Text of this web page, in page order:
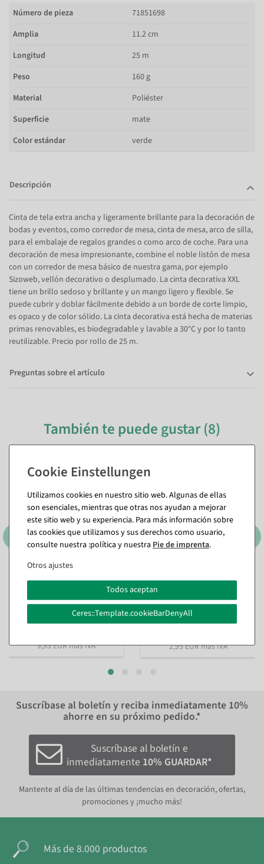
Número de pieza
71851698
Amplia
11.2 cm
Longitud
25 m
Peso
160 g
Material
Poliéster
Superficie
mate
Color estándar
verde
Descripción
Cinta de tela extra ancha y ligeramente brillante para la decoración de
bodas y eventos, como corredor de mesa, cinta de mesa, arco de silla,
para el embalaje de regalos grandes o como arco de coche. Para una
decoración de mesa impresionante, combine el noble listón de mesa
con un corredor de mesa básico de nuestra gama, por ejemplo
Sizoweb, vellón decorativo o desplumado. La cinta decorativa XXL
tiene un brillo sedoso y brillante y un mango ligero y flexible. Se
puede cubrir y doblar fácilmente debido a un borde de corte limpio,
es opaco y de color sólido. La cinta decorativa está hecha de materias
primas renovables, es biodegradable y lavable a 30°C y por lo tanto
reutilizable. Precio por rollo de 25 m.
Preguntas sobre el artículo
También te puede gustar (8)
Lieblingsmensch 15mm, 18
Disponible de inmediato
9,95 EUR más IVA
cm
Disponible de inmediato
5,89 €
2,95 EUR más IVA
Suscríbase al boletín y reciba inmediatamente 10%
ahorre en su próximo pedido.*
Suscríbase al boletín e
inmediatamente 10% GUARDAR*
Mantente al día de las últimas tendencias en decoración, ofertas,
promociones y ¡mucho más!
Más de 8.000 productos
Utilizamos cookies en nuestro sitio web. Algunas de ellas
son esenciales, mientras que otras nos ayudan a mejorar
este sitio web y su experiencia. Para más información sobre
las cookies que utilizamos y sus derechos como usuario,
consulte nuestra :política y nuestra Pie de imprenta.
Otros ajustes
Todos aceptan
Ceres::Template.cookieBarDenyAll